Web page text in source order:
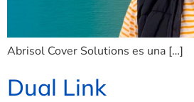
Abrisol Cover Solutions es una […]
Dual Link